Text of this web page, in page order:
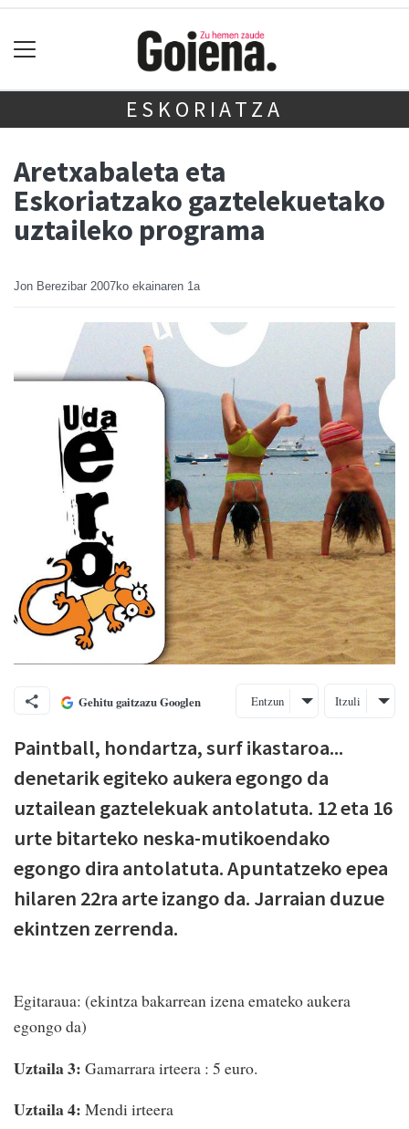
ESKORIATZA
Aretxabaleta eta
Eskoriatzako gaztelekuetako
uztaileko programa
Jon Berezibar 2007ko ekainaren 1a
Gehitu gaitzazu Googlen Entzun Itzuli
Paintball, hondartza, surf ikastaroa...
denetarik egiteko aukera egongo da
uztailean gaztelekuak antolatuta. 12 eta 16
urte bitarteko neska-mutikoendako
egongo dira antolatuta. Apuntatzeko epea
hilaren 22ra arte izango da. Jarraian duzue
ekintzen zerrenda.
Egitaraua: (ekintza bakarrean izena emateko aukera
egongo da)
Uztaila 3: Gamarrara irteera : 5 euro.
Uztaila 4: Mendi irteera